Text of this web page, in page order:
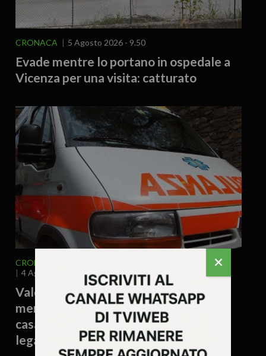
CRONACA 5 Agosto 2026 - 9.50
Evade mentre lo portano in ospedale a
Vicenza per una visita: catturato
CRONACA
4 Agosto 2026 - 17.54
Valdagno – Donna trovata morta
mentre raccoglieva patate nell’orto di
casa: si valuta un possibile malore
legato al caldo